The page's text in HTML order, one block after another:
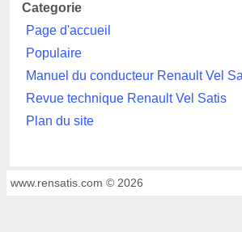
Categorie
Page d'accueil
Populaire
Manuel du conducteur Renault Vel
Revue technique Renault Vel Satis
Plan du site
www.rensatis.com © 2026